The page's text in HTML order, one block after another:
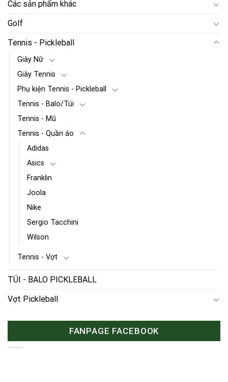
Các sản phẩm khác
Golf
Tennis - Pickleball
Giày Nữ
Giày Tennis
Phụ kiện Tennis - Pickleball
Tennis - Balo/Túi
Tennis - Mũ
Tennis - Quần áo
Adidas
Asics
Franklin
Joola
Nike
Sergio Tacchini
Wilson
Tennis - Vợt
TÚI - BALO PICKLEBALL
Vợt Pickleball
FANPAGE FACEBOOK